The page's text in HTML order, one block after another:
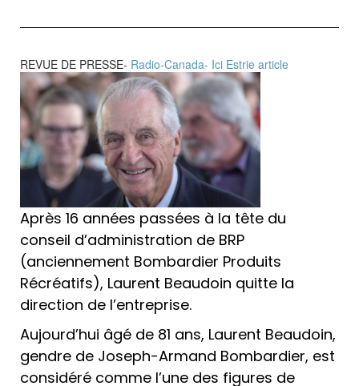
REVUE DE PRESSE- Radio-Canada- Ici Estrie article
Après 16 années passées à la tête du
conseil d’administration de BRP
(anciennement Bombardier Produits
Récréatifs), Laurent Beaudoin quitte la
direction de l’entreprise.
Aujourd’hui âgé de 81 ans, Laurent Beaudoin,
gendre de Joseph-Armand Bombardier, est
considéré comme l’une des figures de